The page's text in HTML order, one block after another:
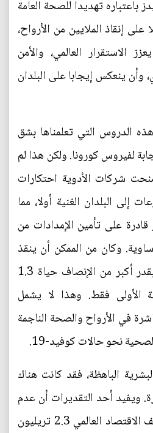
باعتباره تهديدا للصحة العامة
وفضلا على إنقاذ الملايين من الأرواح،
الاستقرار العالمي، والأمن
وأن ينعكس إيجابا على البلدان
الدروس التي تعلمناها بشق
لفيروس كورونا. ولكن هذا لم
شركات الأدوية احتكارات
إلى البلدان الغنية أولا، مما
قادرة على تأمين الإمدادات من
وكان من الممكن أن ينقذ
إطلاق لقاح كوفيد-19 بقدر أكبر من الإنصاف حياة 1.3
فقط. وهذا لا يشمل
في الأرواح والصحة الناجمة
نحو حالات كوفيد-19.
الباهظة، فقد كانت هناك
ويفيد أحد التقديرات أن عدم
المساواة في اللقاحات كلف الاقتصاد العالمي 2.3 تريليون